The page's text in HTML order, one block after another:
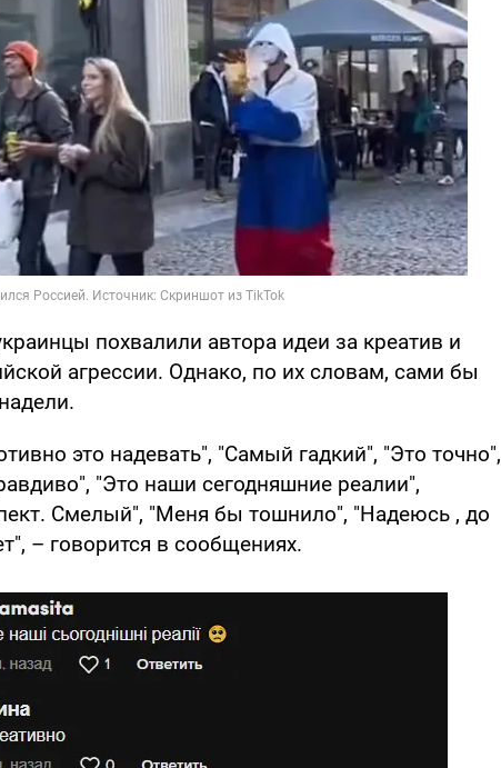
похвалили автора идеи за креатив и
агрессии. Однако, по их словам, сами бы
это надевать", "Самый гадкий", "Это точно",
"Это наши сегодняшние реалии",
Смелый", "Меня бы тошнило", "Надеюсь , до
– говорится в сообщениях.